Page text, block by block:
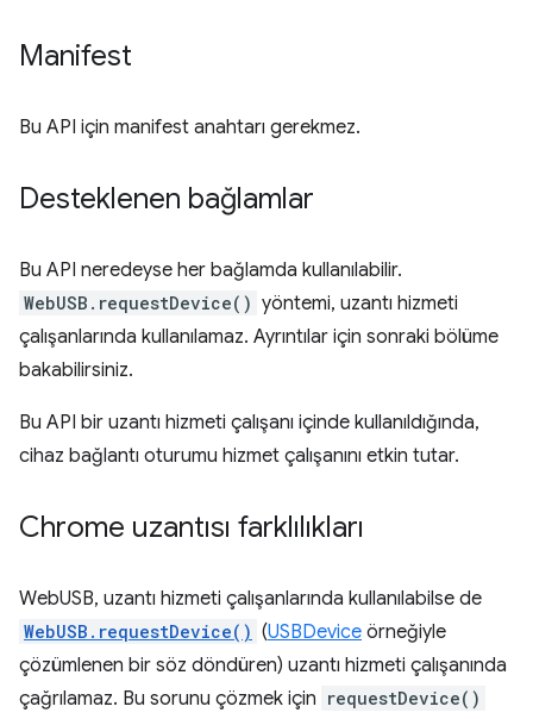
Manifest
Bu API için manifest anahtarı gerekmez.
Desteklenen bağlamlar
Bu API neredeyse her bağlamda kullanılabilir.
WebUSB.requestDevice() yöntemi, uzantı hizmeti
çalışanlarında kullanılamaz. Ayrıntılar için sonraki bölüme
bakabilirsiniz.
Bu API bir uzantı hizmeti çalışanı içinde kullanıldığında,
cihaz bağlantı oturumu hizmet çalışanını etkin tutar.
Chrome uzantısı farklılıkları
WebUSB, uzantı hizmeti çalışanlarında kullanılabilse de
WebUSB.requestDevice() (USBDevice örneğiyle
çözümlenen bir söz döndüren) uzantı hizmeti çalışanında
çağrılamaz. Bu sorunu çözmek için requestDevice()